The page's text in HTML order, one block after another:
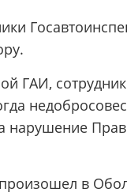
ГАИ,
нарушение
в